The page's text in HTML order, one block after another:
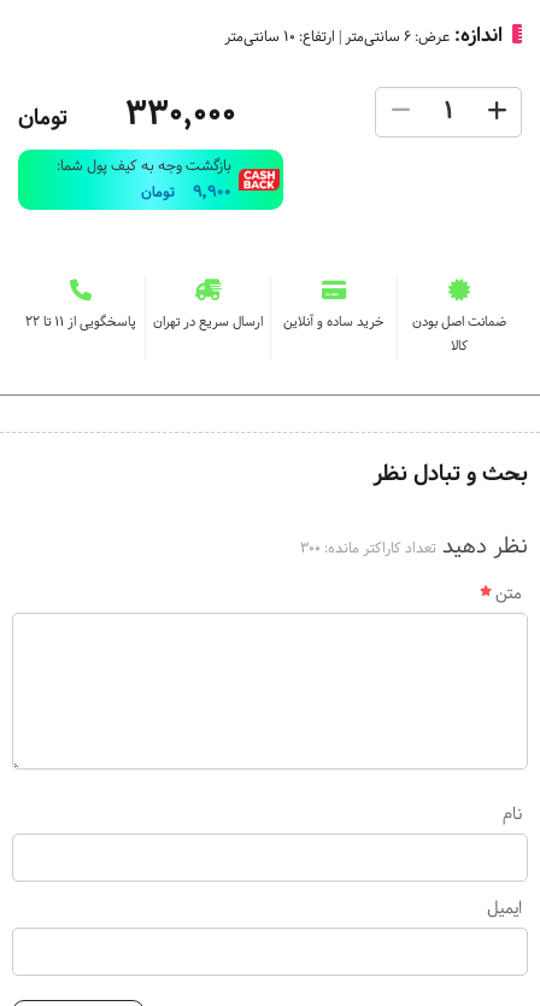
اندازه: عرض: 6 سانتی‌متر | ارتفاع: 10 سانتی‌متر
330,000 تومان
بازگشت وجه به کیف پول شما:
9,900 تومان
ضمانت اصل بودن
کالا
خرید ساده و آنلاین ارسال سریع در تهران پاسخگویی از ۱۱ تا ۲۲
بحث و تبادل نظر
نظر دهید تعداد کاراکتر مانده: 300
متن
نام
ایمیل